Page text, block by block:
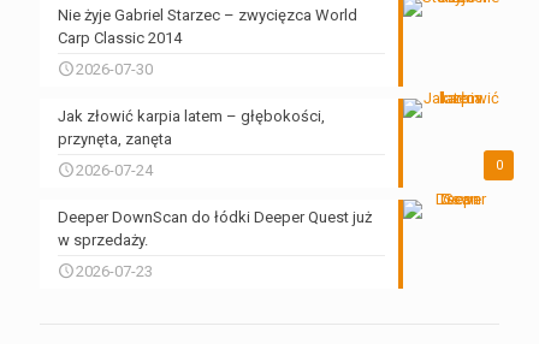
Nie żyje Gabriel Starzec – zwycięzca World
Carp Classic 2014
2026-07-30
0
Jak złowić karpia latem – głębokości,
przynęta, zanęta
2026-07-24
Deeper DownScan do łódki Deeper Quest już
w sprzedaży.
2026-07-23